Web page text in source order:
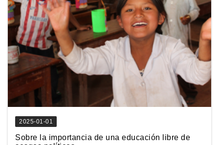
2025-01-01
Sobre la importancia de una educación libre de